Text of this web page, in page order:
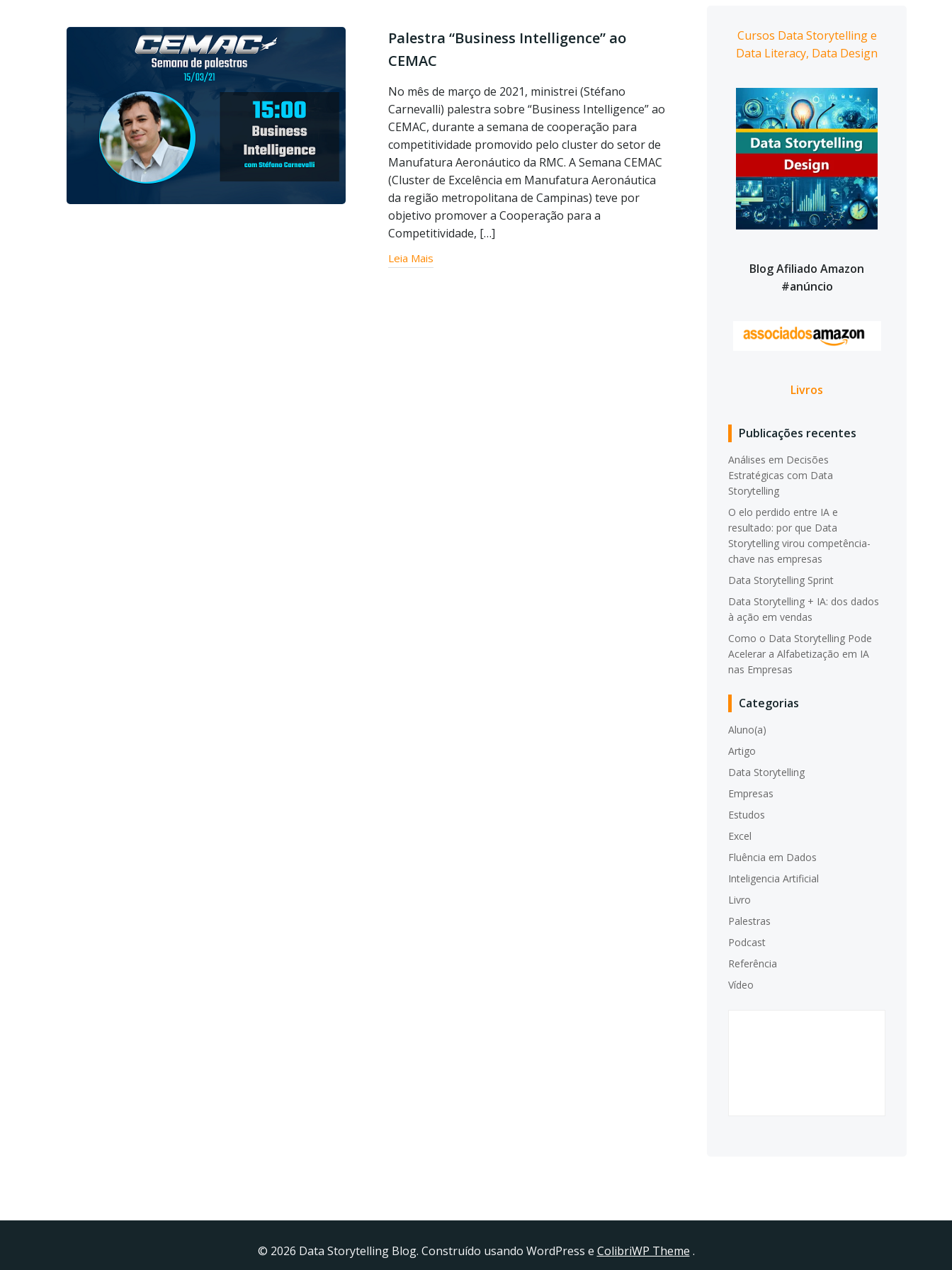
Palestra “Business Intelligence” ao
CEMAC
No mês de março de 2021, ministrei (Stéfano
Carnevalli) palestra sobre “Business Intelligence” ao
CEMAC, durante a semana de cooperação para
competitividade promovido pelo cluster do setor de
Manufatura Aeronáutico da RMC. A Semana CEMAC
(Cluster de Excelência em Manufatura Aeronáutica
da região metropolitana de Campinas) teve por
objetivo promover a Cooperação para a
Competitividade, […]
Leia Mais
Cursos Data Storytelling e
Data Literacy, Data Design
Blog Afiliado Amazon
#anúncio
Livros
Publicações recentes
Análises em Decisões
Estratégicas com Data
Storytelling
O elo perdido entre IA e
resultado: por que Data
Storytelling virou competência-
chave nas empresas
Data Storytelling Sprint
Data Storytelling + IA: dos dados
à ação em vendas
Como o Data Storytelling Pode
Acelerar a Alfabetização em IA
nas Empresas
Categorias
Aluno(a)
Artigo
Data Storytelling
Empresas
Estudos
Excel
Fluência em Dados
Inteligencia Artificial
Livro
Palestras
Podcast
Referência
Vídeo
© 2026 Data Storytelling Blog. Construído usando WordPress e ColibriWP Theme .